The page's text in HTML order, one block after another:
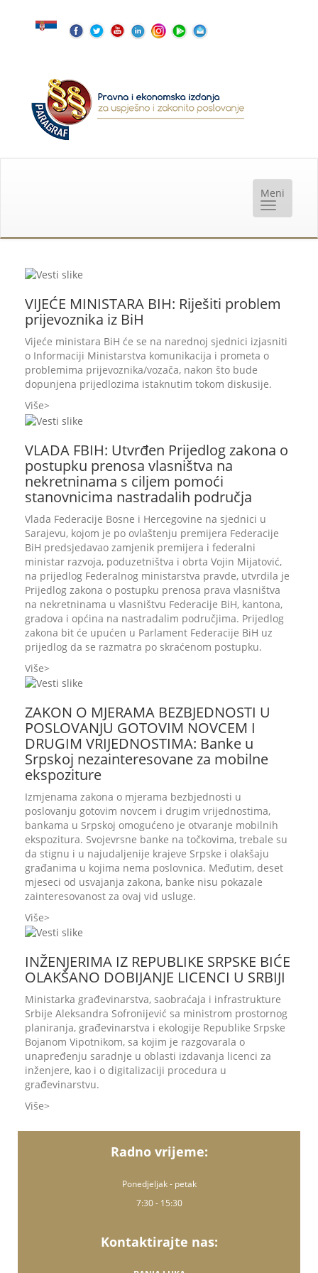
VIJEĆE MINISTARA BIH: Riješiti problem
prijevoznika iz BiH
Vijeće ministara BiH će se na narednoj sjednici izjasniti
o Informaciji Ministarstva komunikacija i prometa o
problemima prijevoznika/vozača, nakon što bude
dopunjena prijedlozima istaknutim tokom diskusije.
Više
VLADA FBIH: Utvrđen Prijedlog zakona o
postupku prenosa vlasništva na
nekretninama s ciljem pomoći
stanovnicima nastradalih područja
Vlada Federacije Bosne i Hercegovine na sjednici u
Sarajevu, kojom je po ovlaštenju premijera Federacije
BiH predsjedavao zamjenik premijera i federalni
ministar razvoja, poduzetništva i obrta Vojin Mijatović,
na prijedlog Federalnog ministarstva pravde, utvrdila je
Prijedlog zakona o postupku prenosa prava vlasništva
na nekretninama u vlasništvu Federacije BiH, kantona,
gradova i općina na nastradalim područjima. Prijedlog
zakona bit će upućen u Parlament Federacije BiH uz
prijedlog da se razmatra po skraćenom postupku.
Više
ZAKON O MJERAMA BEZBJEDNOSTI U
POSLOVANJU GOTOVIM NOVCEM I
DRUGIM VRIJEDNOSTIMA: Banke u
Srpskoj nezainteresovane za mobilne
ekspoziture
Izmjenama zakona o mjerama bezbjednosti u
poslovanju gotovim novcem i drugim vrijednostima,
bankama u Srpskoj omogućeno je otvaranje mobilnih
ekspozitura. Svojevrsne banke na točkovima, trebale su
da stignu i u najudaljenije krajeve Srpske i olakšaju
građanima u kojima nema poslovnica. Međutim, deset
mjeseci od usvajanja zakona, banke nisu pokazale
zainteresovanost za ovaj vid usluge.
Više
INŽENJERIMA IZ REPUBLIKE SRPSKE BIĆE
OLAKŠANO DOBIJANJE LICENCI U SRBIJI
Ministarka građevinarstva, saobraćaja i infrastrukture
Srbije Aleksandra Sofronijević sa ministrom prostornog
planiranja, građevinarstva i ekologije Republike Srpske
Bojanom Vipotnikom, sa kojim je razgovarala o
unapređenju saradnje u oblasti izdavanja licenci za
inženjere, kao i o digitalizaciji procedura u
građevinarstvu.
Više
Radno vrijeme:
Ponedjeljak - petak
7:30 - 15:30
Kontaktirajte nas: